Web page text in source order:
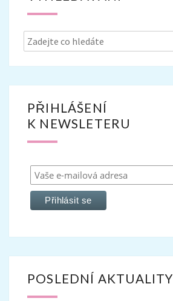
Search
for:
PŘIHLÁŠENÍ
K NEWSLETERU
POSLEDNÍ AKTUALITY